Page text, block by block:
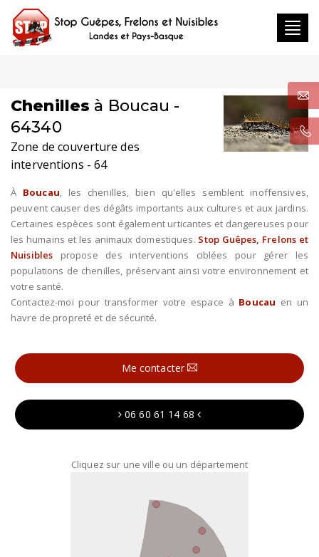
Chenilles à Boucau -
64340
Zone de couverture des
interventions - 64
À Boucau, les chenilles, bien qu'elles semblent inoffensives,
peuvent causer des dégâts importants aux cultures et aux jardins.
Certaines espèces sont également urticantes et dangereuses pour
les humains et les animaux domestiques. Stop Guêpes, Frelons et
Nuisibles propose des interventions ciblées pour gérer les
populations de chenilles, préservant ainsi votre environnement et
votre santé.
Contactez-moi pour transformer votre espace à Boucau en un
havre de propreté et de sécurité.
Me contacter
06 60 61 14 68
Cliquez sur une ville ou un département